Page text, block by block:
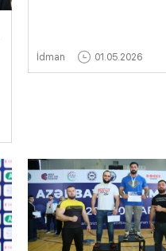
İdman 01.05.2026